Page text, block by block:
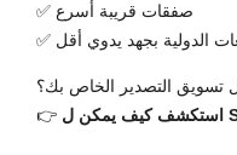
✅ صفقات قريبة أسرع
الدولية بجهد يدوي أقل
تسويق التصدير الخاص بك؟
👉